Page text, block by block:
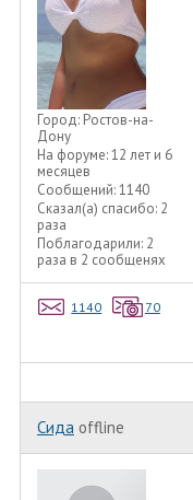
Город: Ростов-на-
Дону
На форуме:12 лет и 6
месяцев
Сообщений:1140
Сказал(а) спасибо: 2
раза
Поблагодарили: 2
раза в 2 сообщенях
1140 70
Сида offline